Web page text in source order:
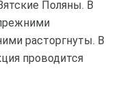
Поляны. В
расторгнуты. В
проводится